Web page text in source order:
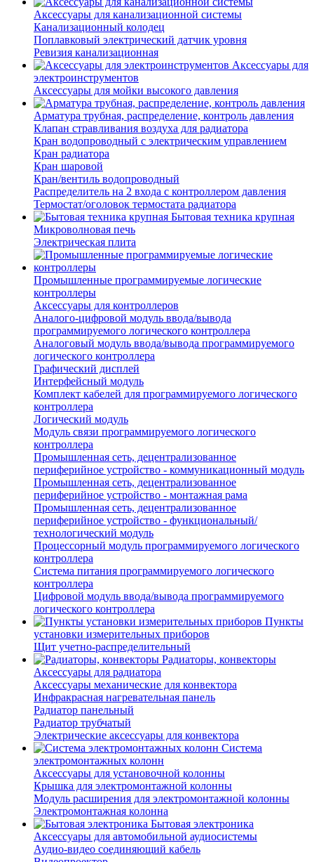
Аксессуары для канализационной системы
Канализационный колодец
Поплавковый электрический датчик уровня
Ревизия канализационная
Аксессуары для
электроинструментов
Аксессуары для мойки высокого давления
Арматура трубная, распределение, контроль давления
Клапан стравливания воздуха для радиатора
Кран водопроводный с электрическим управлением
Кран радиатора
Кран шаровой
Кран/вентиль водопроводный
Распределитель на 2 входа с контроллером давления
Термостат/оголовок термостата радиатора
Бытовая техника крупная
Микроволновая печь
Электрическая плита
Промышленные программируемые логические
контроллеры
Аксессуары для контроллеров
Аналого-цифровой модуль ввода/вывода
программируемого логического контроллера
Аналоговый модуль ввода/вывода программируемого
логического контроллера
Графический дисплей
Интерфейсный модуль
Комплект кабелей для программируемого логического
контроллера
Логический модуль
Модуль связи программируемого логического
контроллера
Промышленная сеть, децентрализованное
периферийное устройство - коммуникационный модуль
Промышленная сеть, децентрализованное
периферийное устройство - монтажная рама
Промышленная сеть, децентрализованное
периферийное устройство - функциональный/
технологический модуль
Процессорный модуль программируемого логического
контроллера
Система питания программируемого логического
контроллера
Цифровой модуль ввода/вывода программируемого
логического контроллера
Пункты
установки измерительных приборов
Щит учетно-распределительный
Радиаторы, конвекторы
Аксессуары для радиатора
Аксессуары механические для конвектора
Инфракрасная нагревательная панель
Радиатор панельный
Радиатор трубчатый
Электрические аксессуары для конвектора
Система
электромонтажных колонн
Аксессуары для установочной колонны
Крышка для электромонтажной колонны
Модуль расширения для электромонтажной колонны
Электромонтажная колонна
Бытовая электроника
Аксессуары для автомобильной аудиосистемы
Аудио-видео соединяющий кабель